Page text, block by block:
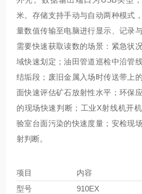
米。存储支持手动与自动两种模式
量数值传输至电脑进行显示、记录
需要快速获取读数的场景：紧急状
域快速划定；油田管道巡检中沿管
结垢段；废旧金属入场时传送带上
面快速评估矿石放射性水平；环保
的现场快速判断；工业X射线机开
验室台面污染的快速度量；安检现
射判断。
项目
内容
型号
910EX